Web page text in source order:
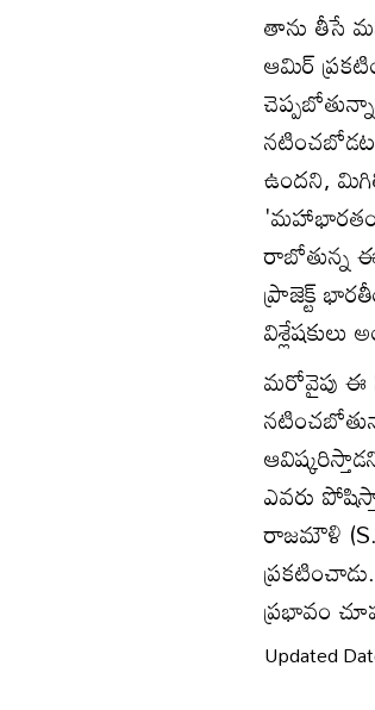
తాను తీసే
ఆమిర్
ఉందని,
రాబోతున్న ఈ
ప్రాజెక్ట్
విశ్లేషకులు
మరోవైపు ఈ
ఎవరు
రాజమౌళి (S.
ప్రభావం
Updated